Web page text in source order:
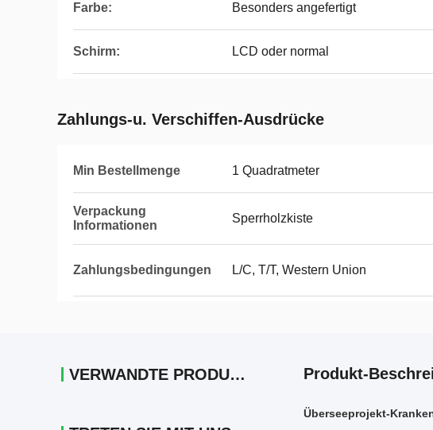
Farbe: Besonders angefertigt
Schirm: LCD oder normal
Zahlungs-u. Verschiffen-Ausdrücke
Min Bestellmenge 1 Quadratmeter
Verpackung
Informationen
Sperrholzkiste
Zahlungsbedingungen L/C, T/T, Western Union
VERWANDTE PRODUKTE Produkt-
Überseeprojekt-